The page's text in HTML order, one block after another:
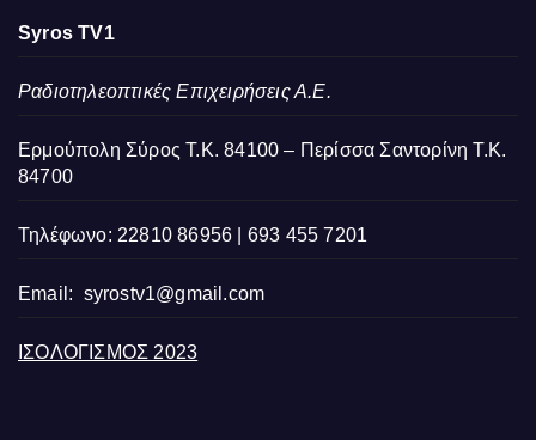
Syros TV1
Ραδιοτηλεοπτικές Επιχειρήσεις Α.Ε.
Ερμούπολη Σύρος Τ.Κ. 84100 – Περίσσα Σαντορίνη Τ.Κ.
84700
Τηλέφωνο: 22810 86956 | 693 455 7201
Email: syrostv1@gmail.com
ΙΣΟΛΟΓΙΣΜΟΣ 2023